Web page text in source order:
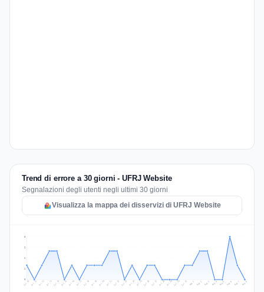
Trend di errore a 30 giorni - UFRJ Website
Segnalazioni degli utenti negli ultimi 30 giorni
Visualizza la mappa dei disservizi di UFRJ Website
1
2
2
3
Jul 10 Jul 11 Jul 12 Jul 13 Jul 14 Jul 15 Jul 16 Jul 17 Jul 18 Jul 19 Jul 20 Jul 21 Jul 22 Jul 23 Jul 24 Jul 25 Jul 26 Jul 27 Jul 28 Jul 29 Jul 30 Jul 31 Aug 1 Aug 2 Aug 3 Aug 4 Aug 5 Aug 6 Aug 7 Aug 8